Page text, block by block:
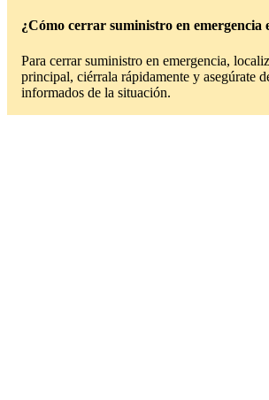
¿Cómo cerrar suministro en emergencia
Para cerrar suministro en emergencia,
principal, ciérrala rápidamente y asegúrate
informados de la situación.